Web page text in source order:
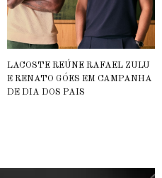
LACOSTE REÚNE RAFAEL ZULU
E RENATO GÓES EM CAMPANHA
DE DIA DOS PAIS